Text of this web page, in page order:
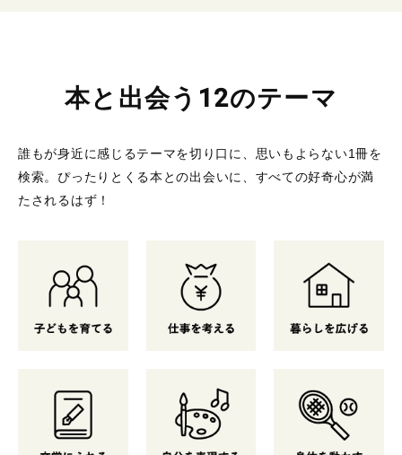
本と出会う12のテーマ
誰もが身近に感じるテーマを切り口に、思いもよらない1冊を
検索。 ぴったりとくる本との出会いに、すべての好奇心が満
たされるはず！